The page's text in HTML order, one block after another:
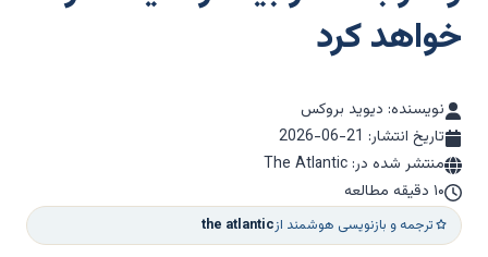
خواهد کرد
نویسنده: دیوید بروکس
تاریخ انتشار: 2026-06-21
منتشر شده در: The Atlantic
۱۰ دقیقه مطالعه
ترجمه و بازنویسی هوشمند ازthe atlantic